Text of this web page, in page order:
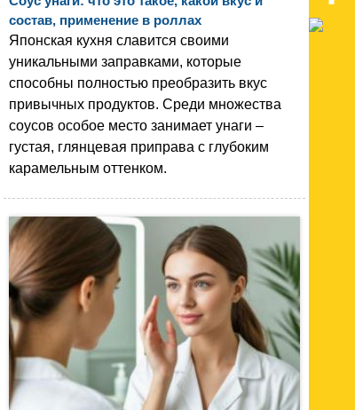
состав, применение в роллах
Японская кухня славится своими
уникальными заправками, которые
способны полностью преобразить вкус
привычных продуктов. Среди множества
соусов особое место занимает унаги –
густая, глянцевая приправа с глубоким
карамельным оттенком.